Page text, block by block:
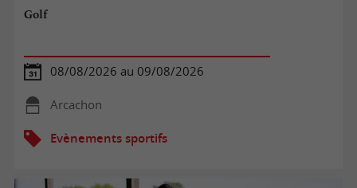
Golf
08/08/2026 au 09/08/2026
Arcachon
Evènements sportifs